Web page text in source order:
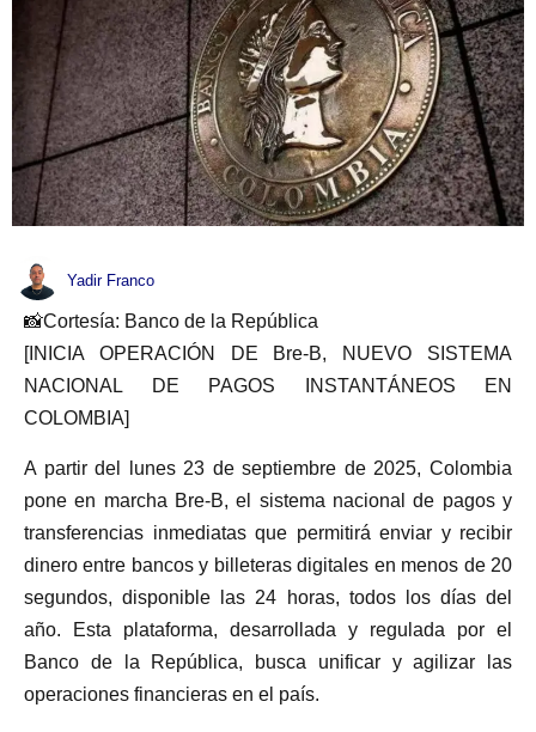
Yadir Franco
📸Cortesía: Banco de la República
[INICIA OPERACIÓN DE Bre-B, NUEVO SISTEMA
NACIONAL DE PAGOS INSTANTÁNEOS EN
COLOMBIA]
A partir del lunes 23 de septiembre de 2025, Colombia
pone en marcha Bre-B, el sistema nacional de pagos y
transferencias inmediatas que permitirá enviar y recibir
dinero entre bancos y billeteras digitales en menos de 20
segundos, disponible las 24 horas, todos los días del
año. Esta plataforma, desarrollada y regulada por el
Banco de la República, busca unificar y agilizar las
operaciones financieras en el país.